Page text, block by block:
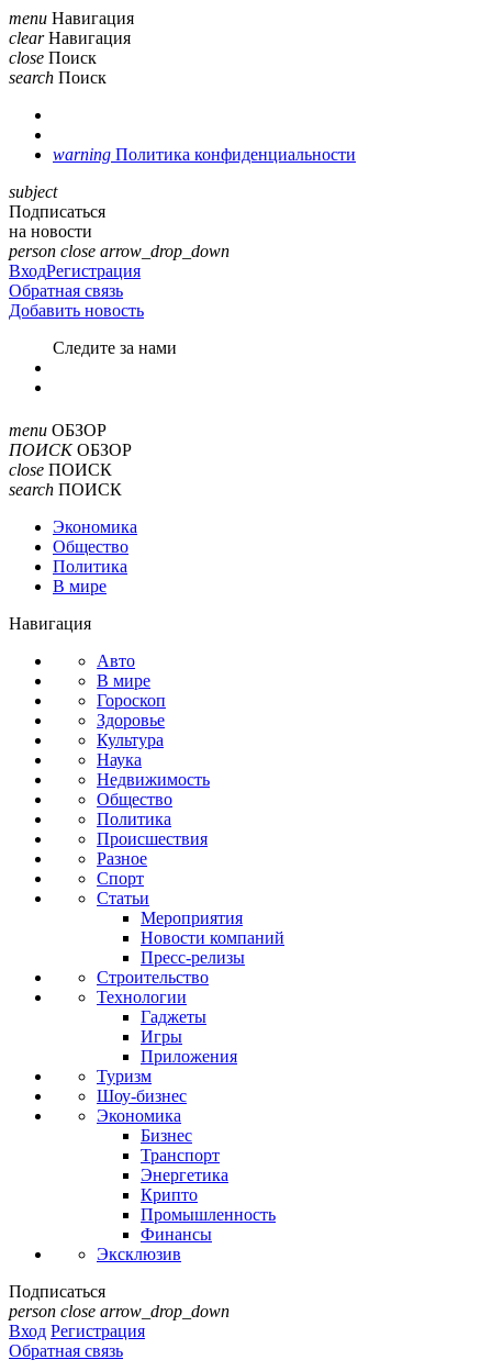
menu Навигация
clear Навигация
close Поиск
search Поиск
warning Политика конфиденциальности
subject
Подписаться
на новости
person close arrow_drop_down
ВходРегистрация
Обратная связь
Добавить новость
Cледите за нами
menu ОБЗОР
ПОИСК ОБЗОР
close ПОИСК
search ПОИСК
Экономика
Общество
Политика
В мире
Навигация
Авто
В мире
Гороскоп
Здоровье
Культура
Наука
Недвижимость
Общество
Политика
Происшествия
Разное
Спорт
Статьи
Мероприятия
Новости компаний
Пресс-релизы
Строительство
Технологии
Гаджеты
Игры
Приложения
Туризм
Шоу-бизнес
Экономика
Бизнес
Транспорт
Энергетика
Крипто
Промышленность
Финансы
Эксклюзив
Подписаться
person close arrow_drop_down
Вход Регистрация
Обратная связь